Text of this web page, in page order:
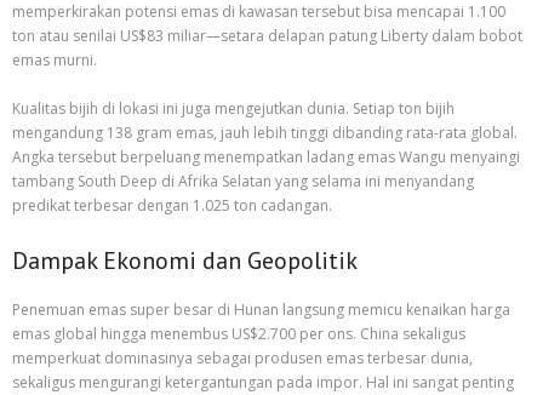
memperkirakan potensi emas di kawasan tersebut bisa mencapai 1.100
ton atau senilai US$83 miliar—setara delapan patung Liberty dalam bobot
emas murni.
Kualitas bijih di lokasi ini juga mengejutkan dunia. Setiap ton bijih
mengandung 138 gram emas, jauh lebih tinggi dibanding rata-rata global.
Angka tersebut berpeluang menempatkan ladang emas Wangu menyaingi
tambang South Deep di Afrika Selatan yang selama ini menyandang
predikat terbesar dengan 1.025 ton cadangan.
Dampak Ekonomi dan Geopolitik
Penemuan emas super besar di Hunan langsung memicu kenaikan harga
emas global hingga menembus US$2.700 per ons. China sekaligus
memperkuat dominasinya sebagai produsen emas terbesar dunia,
sekaligus mengurangi ketergantungan pada impor. Hal ini sangat penting